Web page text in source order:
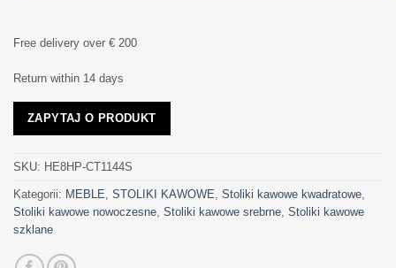
Free delivery over € 200
Return within 14 days
ZAPYTAJ O PRODUKT
SKU: HE8HP-CT1144S
Kategorii: MEBLE STOLIKI KAWOWE Stoliki kawowe kwadratowe
Stoliki kawowe nowoczesne Stoliki kawowe srebrne Stoliki kawowe
szklane